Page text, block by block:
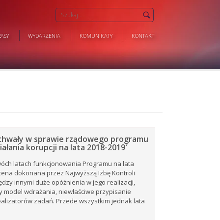
WYDARZENIA KOMUNIKATY KONTAKT
w sprawie rządowego programu
korupcji na lata 2018-2019′
latach funkcjonowania Programu na lata
dokonana przez Najwyższą Izbę Kontroli
innymi duże opóźnienia w jego realizacji,
model wdrażania, niewłaściwe przypisanie
zadań. Przede wszystkim jednak lata